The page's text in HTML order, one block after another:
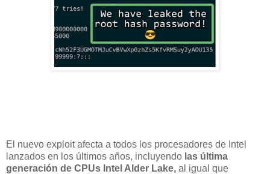
El nuevo exploit afecta a todos los procesadores de Intel
lanzados en los últimos años, incluyendo las última
generación de CPUs Intel Alder Lake, al igual que